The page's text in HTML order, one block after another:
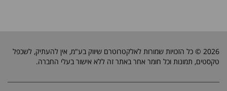
2026 © כל הזכויות שמורות לאלקטרוטרם שיווק בע"מ, אין להעתיק, לשכפל
טקסטים, תמונות וכל חומר אחר באתר זה ללא אישור בעלי החברה.